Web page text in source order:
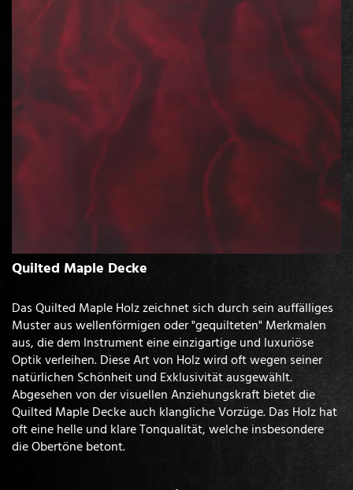
Quilted Maple Decke
Das Quilted Maple Holz zeichnet sich durch sein auffälliges
Muster aus wellenförmigen oder "gequilteten" Merkmalen
aus, die dem Instrument eine einzigartige und luxuriöse
Optik verleihen. Diese Art von Holz wird oft wegen seiner
natürlichen Schönheit und Exklusivität ausgewählt.
Abgesehen von der visuellen Anziehungskraft bietet die
Quilted Maple Decke auch klangliche Vorzüge. Das Holz hat
oft eine helle und klare Tonqualität, welche insbesondere
die Obertöne betont.